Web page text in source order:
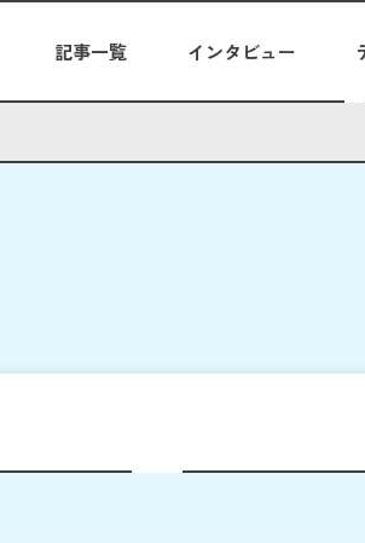
記事一覧 インタビュー